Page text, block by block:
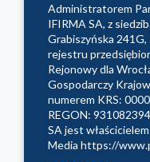
Administratorem
IFIRMA SA, z
Grabiszyńska
rejestru
Rejonowy dla
Gospodarczy
numerem KRS:
REGON:
SA jest
Media https://